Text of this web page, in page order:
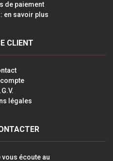
de paiement
en savoir plus
CLIENT
légales
vous écoute au